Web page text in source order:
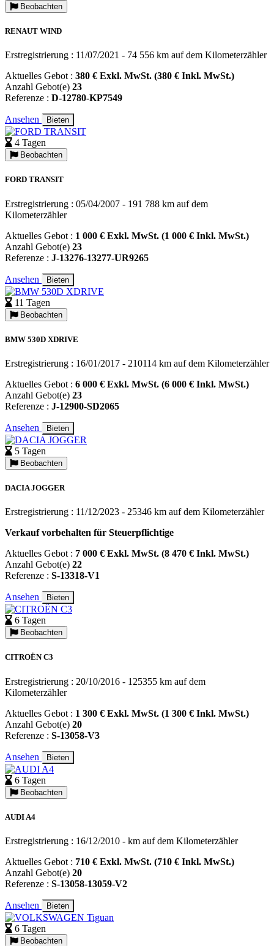
Beobachten
RENAUT WIND
Erstregistrierung : 11/07/2021 - 74 556 km auf dem Kilometerzähler
Aktuelles Gebot : 380 € Exkl. MwSt. (380 € Inkl. MwSt.)
Anzahl Gebot(e) 23
Referenze : D-12780-KP7549
Ansehen Bieten
4 Tagen
Beobachten
FORD TRANSIT
Erstregistrierung : 05/04/2007 - 191 788 km auf dem
Kilometerzähler
Aktuelles Gebot : 1 000 € Exkl. MwSt. (1 000 € Inkl. MwSt.)
Anzahl Gebot(e) 23
Referenze : J-13276-13277-UR9265
Ansehen Bieten
11 Tagen
Beobachten
BMW 530D XDRIVE
Erstregistrierung : 16/01/2017 - 210114 km auf dem Kilometerzähler
Aktuelles Gebot : 6 000 € Exkl. MwSt. (6 000 € Inkl. MwSt.)
Anzahl Gebot(e) 23
Referenze : J-12900-SD2065
Ansehen Bieten
5 Tagen
Beobachten
DACIA JOGGER
Erstregistrierung : 11/12/2023 - 25346 km auf dem Kilometerzähler
Verkauf vorbehalten für Steuerpflichtige
Aktuelles Gebot : 7 000 € Exkl. MwSt. (8 470 € Inkl. MwSt.)
Anzahl Gebot(e) 22
Referenze : S-13318-V1
Ansehen Bieten
6 Tagen
Beobachten
CITROËN C3
Erstregistrierung : 20/10/2016 - 125355 km auf dem
Kilometerzähler
Aktuelles Gebot : 1 300 € Exkl. MwSt. (1 300 € Inkl. MwSt.)
Anzahl Gebot(e) 20
Referenze : S-13058-V3
Ansehen Bieten
6 Tagen
Beobachten
AUDI A4
Erstregistrierung : 16/12/2010 - km auf dem Kilometerzähler
Aktuelles Gebot : 710 € Exkl. MwSt. (710 € Inkl. MwSt.)
Anzahl Gebot(e) 20
Referenze : S-13058-13059-V2
Ansehen Bieten
6 Tagen
Beobachten